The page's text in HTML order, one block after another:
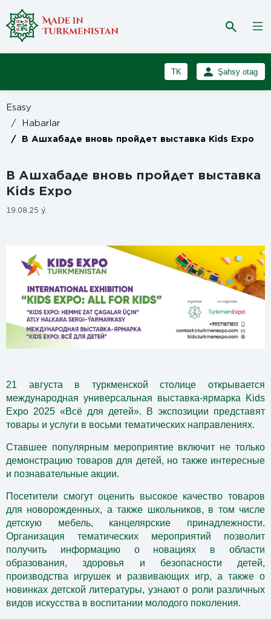
TK
RU
Şahsy otag
Esasy
/
Habarlar
/ В Ашхабаде вновь пройдет выставка Kids Expo
В Ашхабаде вновь пройдет выставка
Kids Expo
19.08.25 ý.
21 августа в туркменской столице открывается
международная универсальная выставка-ярмарка Kids
Expo 2025 «Всё для детей». В экспозиции представят
товары и услуги в восьми тематических направлениях.
Ставшее популярным мероприятие включит не только
демонстрацию товаров для детей, но также интересные
и познавательные акции.
Посетители смогут оценить высокое качество товаров
для новорожденных, а также школьников, в том числе
детскую мебель, канцелярские принадлежности.
Организация тематических мероприятий позволит
получить информацию о новациях в области
образования, здоровья и безопасности детей,
производства игрушек и развивающих игр, а также о
новинках детской литературы, узнают о роли различных
видов искусства в воспитании молодого поколения.